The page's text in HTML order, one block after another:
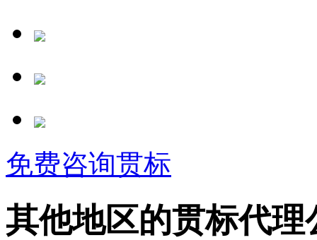
免费咨询贯标
其他地区的贯标代理